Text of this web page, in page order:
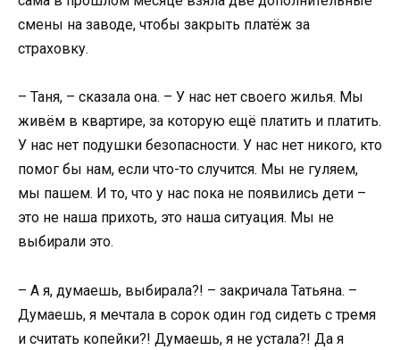
смены на заводе, чтобы закрыть платёж за
страховку.
– Таня, – сказала она. – У нас нет своего жилья. Мы
живём в квартире, за которую ещё платить и платить.
У нас нет подушки безопасности. У нас нет никого, кто
помог бы нам, если что-то случится. Мы не гуляем,
мы пашем. И то, что у нас пока не появились дети –
это не наша прихоть, это наша ситуация. Мы не
выбирали это.
– А я, думаешь, выбирала?! – закричала Татьяна. –
Думаешь, я мечтала в сорок один год сидеть с тремя
и считать копейки?! Думаешь, я не устала?! Да я